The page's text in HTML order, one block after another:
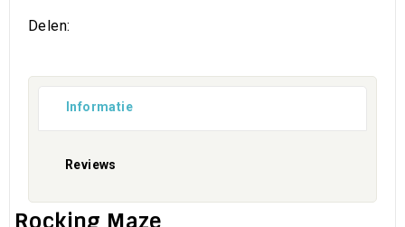
Delen:
Informatie
Reviews